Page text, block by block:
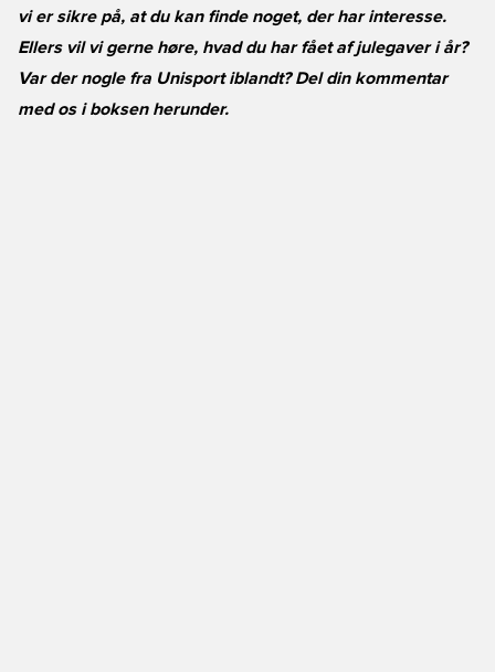
vi er sikre på, at du kan finde noget, der har interesse.
Ellers vil vi gerne høre, hvad du har fået af julegaver i år?
Var der nogle fra Unisport iblandt? Del din kommentar
med os i boksen herunder.